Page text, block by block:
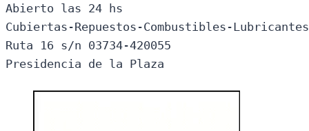
Abierto las 24 hs
Cubiertas-Repuestos-Combustibles-
Ruta 16 s/n 03734-420055
Presidencia de la Plaza